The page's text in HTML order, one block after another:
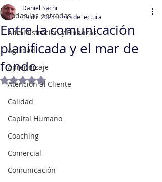
Todas las entradas
Administración y Finanzas
Agilidad
Aprendizaje
Atención al Cliente
Calidad
Capital Humano
Coaching
Comercial
Comunicación
Entre la comunicación
planificada y el mar de
fondo
Daniel Sachi
19 dic 20253 min de lectura
Obtuvo NaN de 5 estrellas.